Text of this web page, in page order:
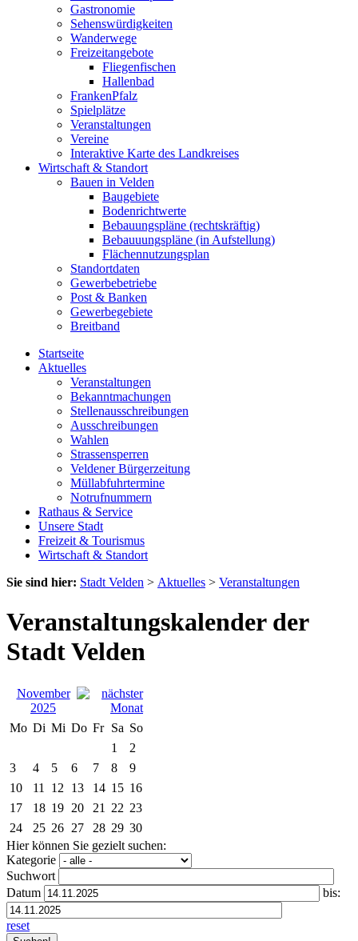
Gastronomie
Sehenswürdigkeiten
Wanderwege
Freizeitangebote
Fliegenfischen
Hallenbad
FrankenPfalz
Spielplätze
Veranstaltungen
Vereine
Interaktive Karte des Landkreises
Wirtschaft & Standort
Bauen in Velden
Baugebiete
Bodenrichtwerte
Bebauungspläne (rechtskräftig)
Bebauuungspläne (in Aufstellung)
Flächennutzungsplan
Standortdaten
Gewerbebetriebe
Post & Banken
Gewerbegebiete
Breitband
Startseite
Aktuelles
Veranstaltungen
Bekanntmachungen
Stellenausschreibungen
Ausschreibungen
Wahlen
Strassensperren
Veldener Bürgerzeitung
Müllabfuhrtermine
Notrufnummern
Rathaus & Service
Unsere Stadt
Freizeit & Tourismus
Wirtschaft & Standort
Sie sind hier: Stadt Velden > Aktuelles > Veranstaltungen
Veranstaltungskalender der
Stadt Velden
November
2025
Mo Di Mi Do Fr Sa So
1
2
3
4 5 6 7 8
9
10
11 12 13 14 15 16
17
18 19 20 21 22 23
24
25 26 27 28 29 30
Hier können Sie gezielt suchen:
Kategorie
Suchwort
Datum
bis:
reset